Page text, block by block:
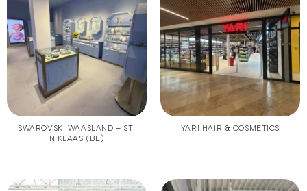
SWAROVSKI WAASLAND – ST.
NIKLAAS (BE)
YARI HAIR & COSMETICS